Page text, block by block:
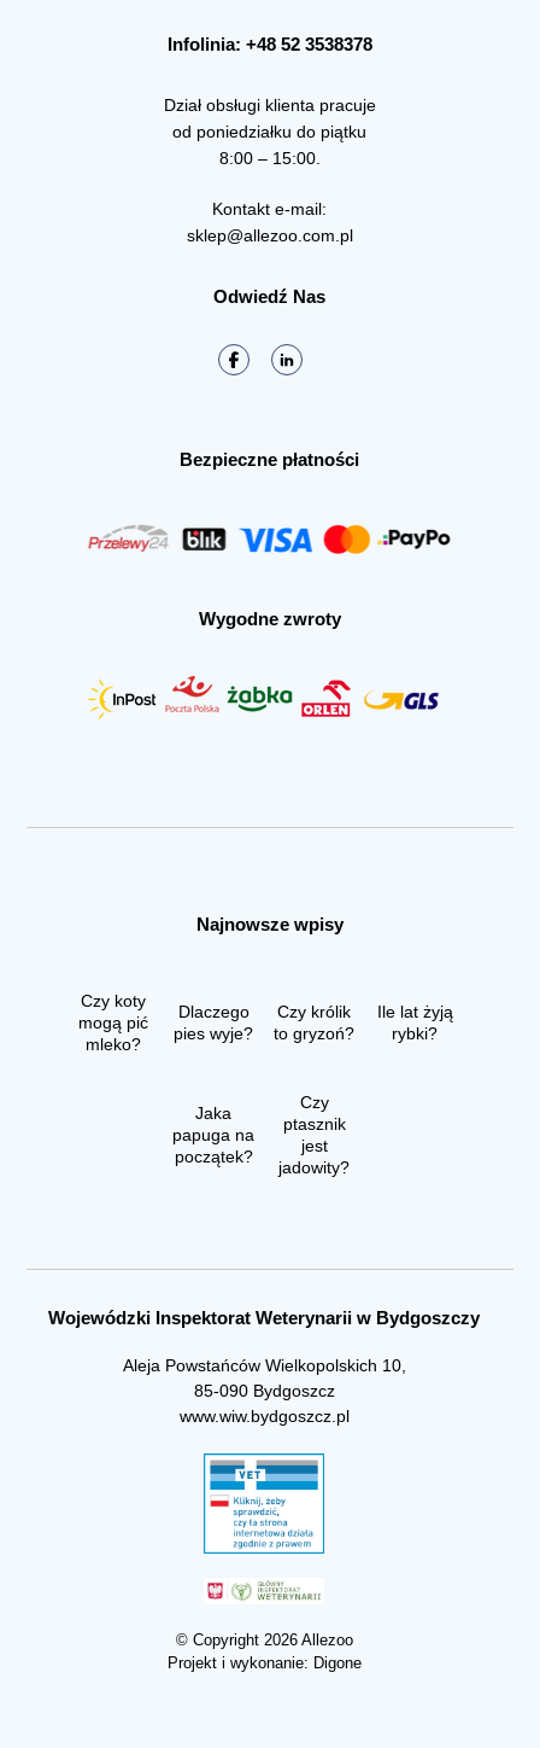
Infolinia: +48 52 3538378
Dział obsługi klienta pracuje
od poniedziałku do piątku
8:00 – 15:00.
Kontakt e-mail:
sklep@allezoo.com.pl
Odwiedź Nas
Bezpieczne płatności
Wygodne zwroty
Najnowsze wpisy
Czy koty
mogą pić
mleko?
Dlaczego
pies wyje?
Czy królik
to gryzoń?
Ile lat żyją
rybki?
Jaka
papuga na
początek?
Czy
ptasznik
jest
jadowity?
Wojewódzki Inspektorat Weterynarii w Bydgoszczy
Aleja Powstańców Wielkopolskich 10,
85-090 Bydgoszcz
www.wiw.bydgoszcz.pl
© Copyright 2026 Allezoo
Projekt i wykonanie: Digone